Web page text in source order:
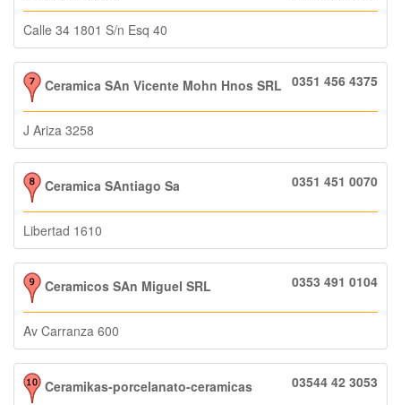
Calle 34 1801 S/n Esq 40
Ceramica SAn Vicente Mohn Hnos SRL 0351 456 4375
J Ariza 3258
Ceramica SAntiago Sa 0351 451 0070
Libertad 1610
Ceramicos SAn Miguel SRL 0353 491 0104
Av Carranza 600
Ceramikas-porcelanato-ceramicas 03544 42 3053